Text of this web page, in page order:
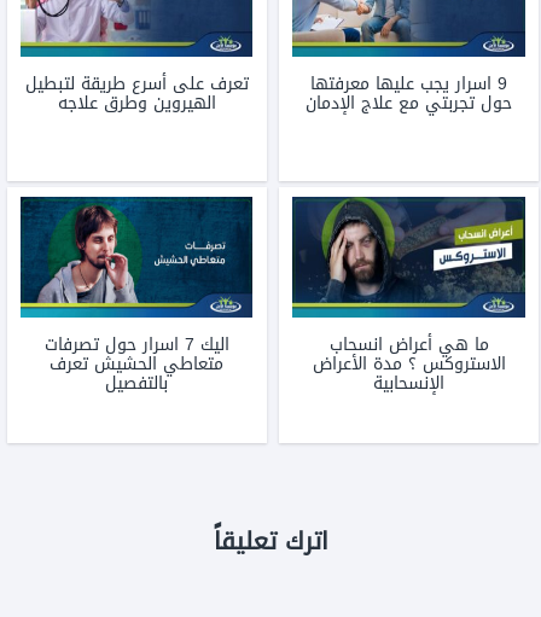
9 اسرار يجب عليها معرفتها
حول تجربتي مع علاج الإدمان
تعرف على أسرع طريقة لتبطيل
الهيروين وطرق علاجه
ما هي أعراض انسحاب
الاستروكس ؟ مدة الأعراض
الإنسحابية
اليك 7 اسرار حول تصرفات
متعاطي الحشيش تعرف
بالتفصيل
اترك تعليقاً